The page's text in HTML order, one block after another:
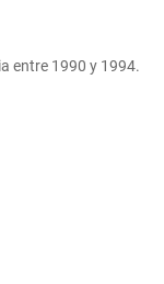
entre 1990 y 1994.